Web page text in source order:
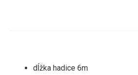
dĺžka hadice 6m